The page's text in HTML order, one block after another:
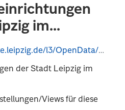
im...
der Stadt Leipzig im
Views für diese